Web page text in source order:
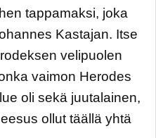
tappamaksi, joka
Kastajan. Itse
velipuolen
vaimon Herodes
oli sekä juutalainen,
ollut täällä yhtä